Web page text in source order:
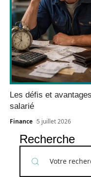
Les défis et
salarié
Finance 5 juillet 2026
Recherche